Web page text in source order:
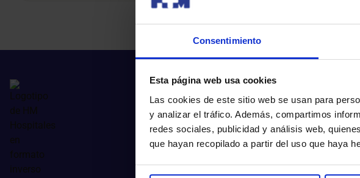
Consentimiento
Esta página web usa cookies
Las cookies de este sitio web se usan para
y analizar el tráfico. Además, compartimos
redes sociales, publicidad y análisis web,
que hayan recopilado a partir del uso que haya